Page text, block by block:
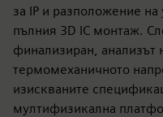
за IP и разположение на
пълния 3D IC монтаж.
финализиран, анализът
термомеханичното
изискваните
мултифизикална